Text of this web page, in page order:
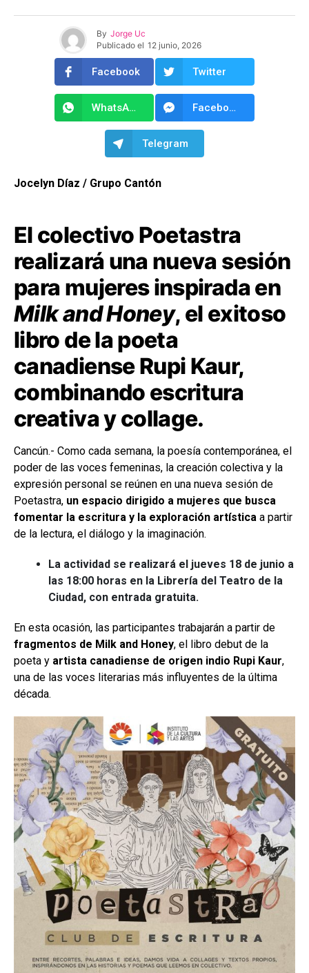
By Jorge Uc
Publicado el 12 junio, 2026
Facebook Twitter
WhatsApp Facebook Messenger
Telegram
Jocelyn Díaz / Grupo Cantón
El colectivo Poetastra
realizará una nueva sesión
para mujeres inspirada en
Milk and Honey, el exitoso
libro de la poeta
canadiense Rupi Kaur,
combinando escritura
creativa y collage.
Cancún.- Como cada semana, la poesía contemporánea, el
poder de las voces femeninas, la creación colectiva y la
expresión personal se reúnen en una nueva sesión de
Poetastra, un espacio dirigido a mujeres que busca
fomentar la escritura y la exploración artística a partir
de la lectura, el diálogo y la imaginación.
La actividad se realizará el jueves 18 de junio a
las 18:00 horas en la Librería del Teatro de la
Ciudad, con entrada gratuita.
En esta ocasión, las participantes trabajarán a partir de
fragmentos de Milk and Honey, el libro debut de la
poeta y artista canadiense de origen indio Rupi Kaur,
una de las voces literarias más influyentes de la última
década.